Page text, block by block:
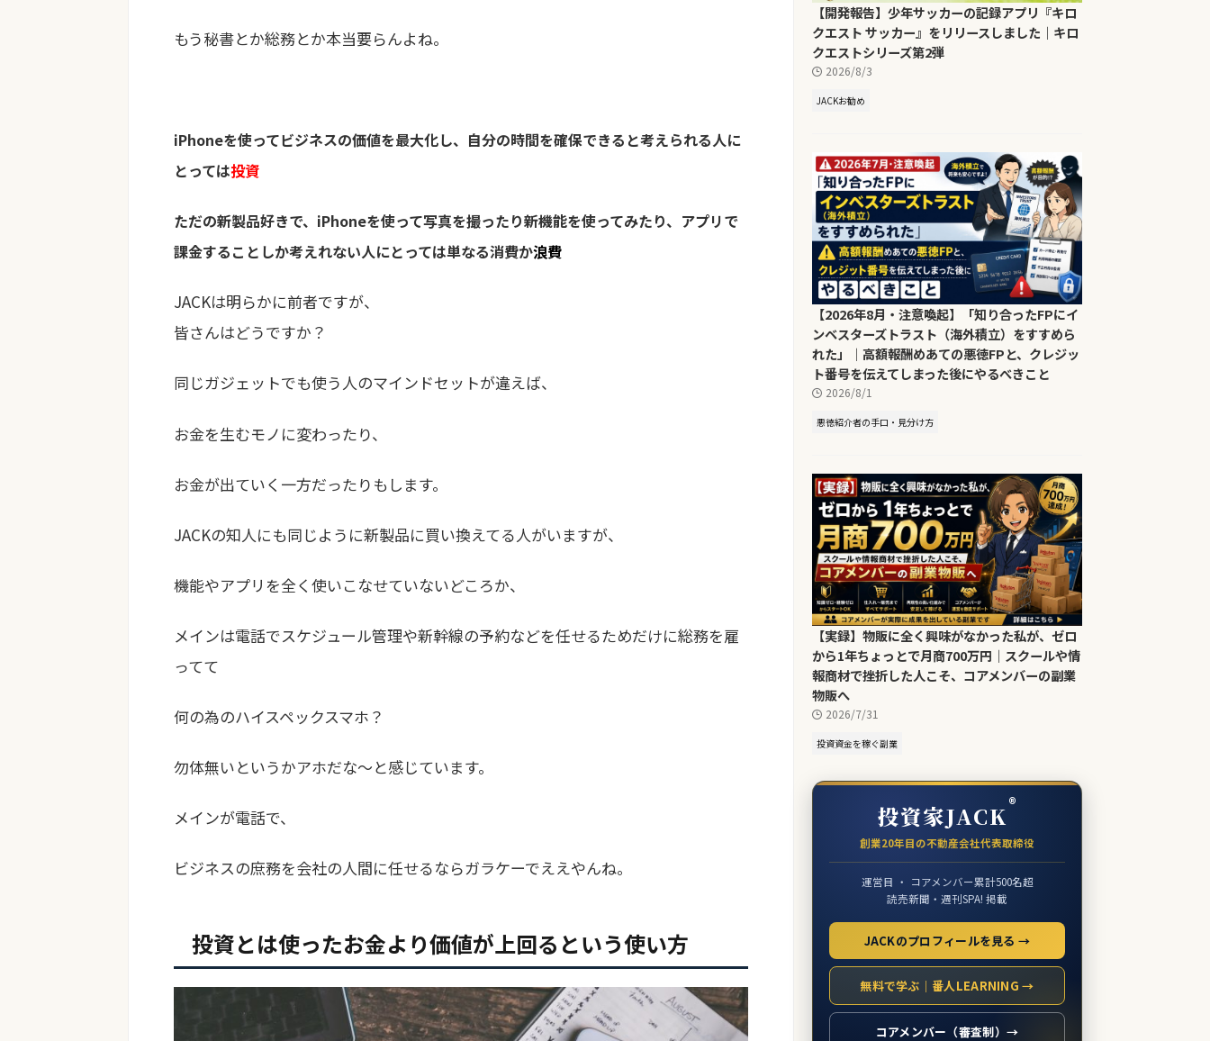
もう秘書とか総務とか本当要らんよね。
iPhoneを使ってビジネスの価値を最大化し、自分の時間を確保できると考えられる人に
とっては投資
ただの新製品好きで、iPhoneを使って写真を撮ったり新機能を使ってみたり、アプリで
課金することしか考えれない人にとっては単なる消費か浪費
JACKは明らかに前者ですが、
皆さんはどうですか？
同じガジェットでも使う人のマインドセットが違えば、
お金を生むモノに変わったり、
お金が出ていく一方だったりもします。
JACKの知人にも同じように新製品に買い換えてる人がいますが、
機能やアプリを全く使いこなせていないどころか、
メインは電話でスケジュール管理や新幹線の予約などを任せるためだけに総務を雇
ってて
何の為のハイスペックスマホ？
勿体無いというかアホだな〜と感じています。
メインが電話で、
ビジネスの庶務を会社の人間に任せるならガラケーでええやんね。
投資とは使ったお金より価値が上回るという使い方
【開発報告】少年サッカーの記録アプリ『キロ
クエスト サッカー』をリリースしました｜キロ
クエストシリーズ第2弾
2026/8/3
JACKお勧め
【2026年8月・注意喚起】「知り合ったFPにイ
ンベスターズトラスト（海外積立）をすすめら
れた」｜高額報酬めあての悪徳FPと、クレジッ
ト番号を伝えてしまった後にやるべきこと
2026/8/1
悪徳紹介者の手口・見分け方
【実録】物販に全く興味がなかった私が、ゼロ
から1年ちょっとで月商700万円｜スクールや情
報商材で挫折した人こそ、コアメンバーの副業
物販へ
2026/7/31
投資資金を稼ぐ副業
投資家JACK®
創業20年目の不動産会社代表取締役
運営目 ・ コアメンバー累計500名超
読売新聞・週刊SPA! 掲載
JACKのプロフィールを見る →
無料で学ぶ｜番人LEARNING →
コアメンバー（審査制）→